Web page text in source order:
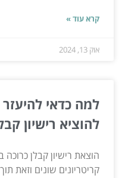
קרא עוד »
אוק 13, 2024
למה כדאי להיעזר
להוציא רישיון
הוצאת רישיון קבלן
קריטריונים שונים וזאת